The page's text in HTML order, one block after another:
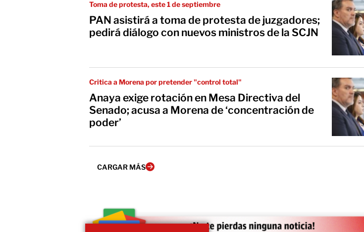
Toma de protesta, este 1 de septiembre
PAN asistirá a toma de protesta de juzgadores;
pedirá diálogo con nuevos ministros de la SCJN
Critica a Morena por pretender "control total"
Anaya exige rotación en Mesa Directiva del
Senado; acusa a Morena de ‘concentración de
poder’
CARGAR MÁS